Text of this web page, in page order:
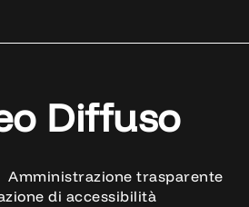
Diffuso
Amministrazione trasparente
di accessibilità